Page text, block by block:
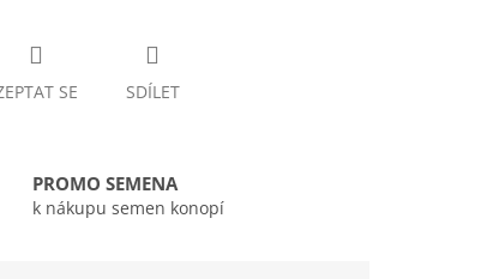
SE SDÍLET
PROMO SEMENA
k nákupu semen konopí